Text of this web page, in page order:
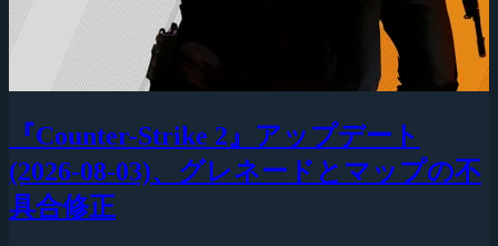
『Counter-Strike 2』アップデート
(2026-08-03)、グレネードとマップの不
具合修正